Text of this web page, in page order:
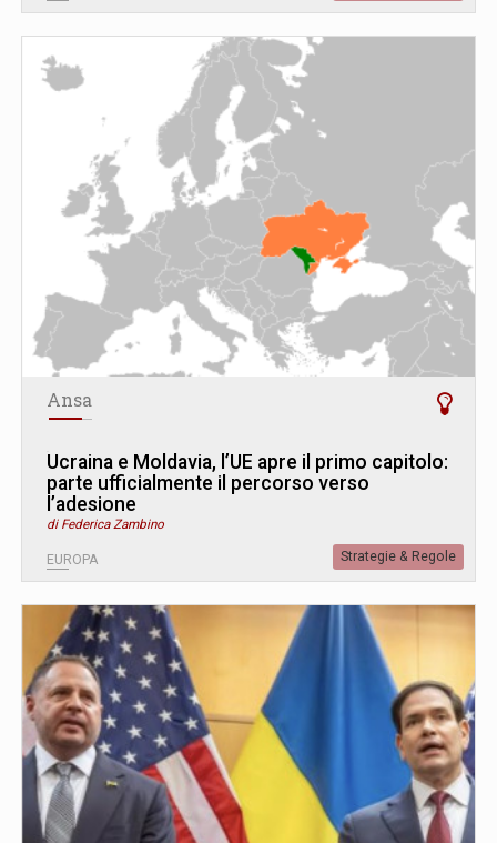
Ansa
Ucraina e Moldavia, l’UE apre il primo capitolo:
parte ufficialmente il percorso verso
l’adesione
di Federica Zambino
EUROPA Strategie & Regole